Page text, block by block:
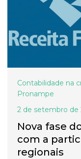
Contabilidade na
Pronampe
2 de setembro de
Nova fase
com a
regionais